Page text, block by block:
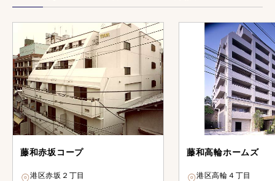
藤和赤坂コープ
港区赤坂２丁目
藤和高輪ホームズ
港区高輪４丁目